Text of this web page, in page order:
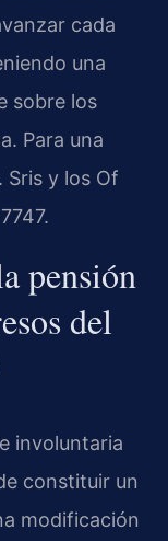
cada
una
sobre los
Para una
Sris y los Of
pensión
del
involuntaria
constituir un
modificación